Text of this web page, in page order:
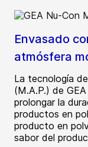
Envasado
atmósfera
La tecnología
(M.A.P.) de
prolongar la
productos en
producto en
sabor del